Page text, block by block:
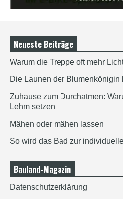
Neueste Beiträge
Warum die Treppe oft mehr
Die Launen der Blumenkönigin
Zuhause zum Durchatmen:
Lehm setzen
Mähen oder mähen lassen
So wird das Bad zur
Bauland-Magazin
Datenschutzerklärung